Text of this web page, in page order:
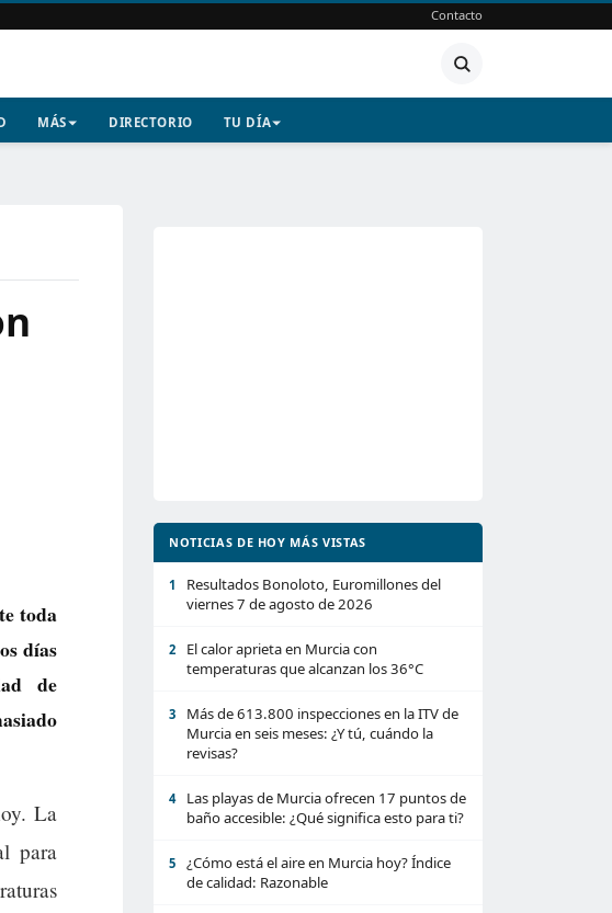
Contacto
MÁS DIRECTORIO TU DÍA
toda
días
de
La
para
NOTICIAS DE HOY MÁS VISTAS
1
Resultados Bonoloto, Euromillones del
viernes 7 de agosto de 2026
2
El calor aprieta en Murcia con
temperaturas que alcanzan los 36°C
3
Más de 613.800 inspecciones en la ITV de
Murcia en seis meses: ¿Y tú, cuándo la
revisas?
4
Las playas de Murcia ofrecen 17 puntos de
baño accesible: ¿Qué significa esto para ti?
5
¿Cómo está el aire en Murcia hoy? Índice
de calidad: Razonable